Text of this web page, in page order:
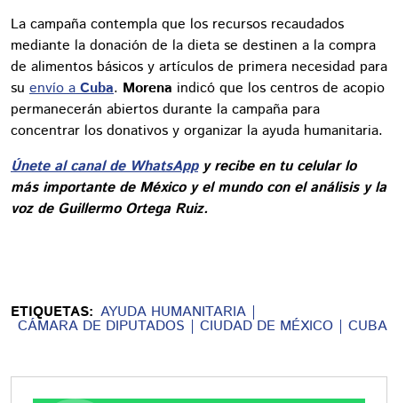
La campaña contempla que los recursos recaudados
mediante la donación de la dieta se destinen a la compra
de alimentos básicos y artículos de primera necesidad para
su envío aCuba. Morena indicó que los centros de acopio
permanecerán abiertos durante la campaña para
concentrar los donativos y organizar la ayuda humanitaria.
Únete al canal de WhatsAppy recibe en tu celular lo
más importante de México y el mundo con el análisis y la
voz de Guillermo Ortega Ruiz.
ETIQUETAS: AYUDA HUMANITARIA
CÁMARA DE DIPUTADOS CIUDAD DE MÉXICO CUBA